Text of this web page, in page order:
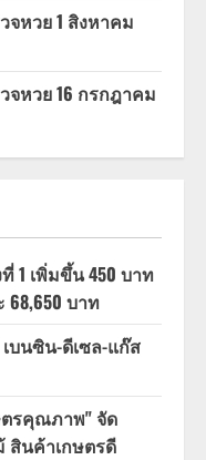
จหวย 1 สิงหาคม
จหวย 16 กรกฎาคม
1 เพิ่มขึ้น 450 บาท
บาท
บนซิน-ดีเซล-แก๊ส
ตรคุณภาพ" จัด
สินค้าเกษตรดี